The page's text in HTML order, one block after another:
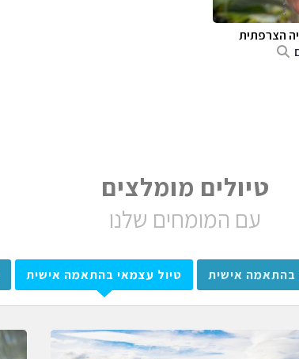
הצרפתית
טיולים מומלצים
עם המומחים שלנו
בהתאמה אישית טיול עצמאי בהתאמה אישית